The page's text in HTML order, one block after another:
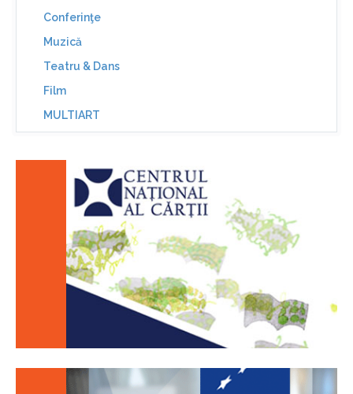
Conferinţe
Muzică
Teatru & Dans
Film
MULTIART